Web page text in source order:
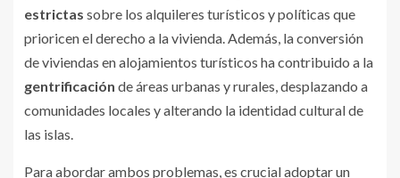
estrictas sobre los alquileres turísticos y políticas que
prioricen el derecho a la vivienda. Además, la conversión
de viviendas en alojamientos turísticos ha contribuido a la
gentrificación de áreas urbanas y rurales, desplazando a
comunidades locales y alterando la identidad cultural de
las islas.
Para abordar ambos problemas, es crucial adoptar un